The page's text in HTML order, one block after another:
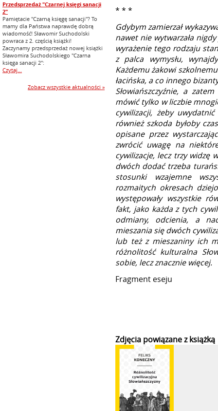
Przedsprzedaż "Czarnej księgi sanacji
2"
Pamiętacie "Czarną księgę sanacji"? To
mamy dla Państwa naprawdę dobrą
wiadomość! Sławomir Suchodolski
powraca z 2. częścią książki!
Zaczynamy przedsprzedaż nowej książki
Sławomira Suchodolskiego "Czarna
księga sanacji 2":
Czytaj...
Zobacz wszystkie aktualności »
* * *
Gdybym zamierzał
nawet nie wytwarzała
wyrażenie tego rodzaju
z palca wymysłu,
Każdemu żakowi
łacińska, a co innego
Słowiańszczyźnie, a
mówić tylko w liczbie
cywilizacji, żeby
również szkoda byłoby
opisane przez
zwrócić uwagę na
cywilizacje, lecz trzy widzę
dwóch dodać trzeba
stosunki wzajemne
rozmaitych okresach
występowały wszystkie
fakt, jako każda z tych
odmiany, odcienia, a
mieszania się dwóch
lub też z mieszaniny ich
różnolitość kulturalna
sobie, lecz znacznie więcej.
Fragment eseju
Zdjęcia powiązane z książką